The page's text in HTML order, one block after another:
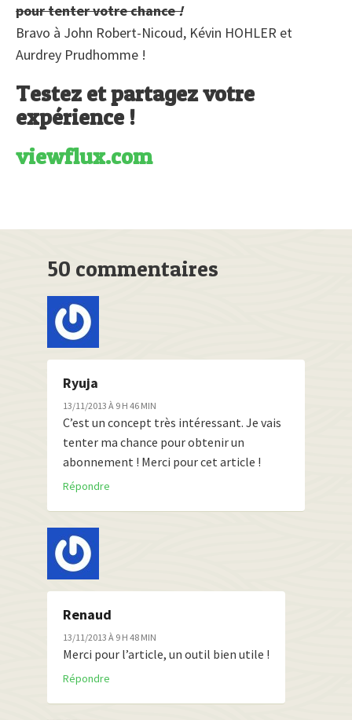
pour tenter votre chance!
Bravo à John Robert-Nicoud, Kévin HOHLER et
Aurdrey Prudhomme !
Testez et partagez votre
expérience !
viewflux.com
50 commentaires
Ryuja
13/11/2013 À 9 H 46 MIN
C’est un concept très intéressant. Je vais
tenter ma chance pour obtenir un
abonnement ! Merci pour cet article !
Répondre
Renaud
13/11/2013 À 9 H 48 MIN
Merci pour l’article, un outil bien utile !
Répondre